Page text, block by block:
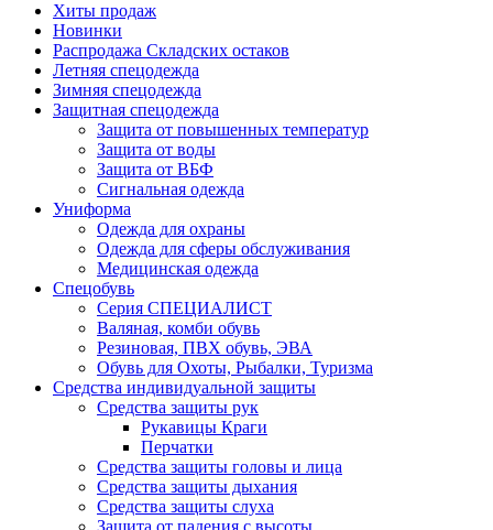
Хиты продаж
Новинки
Распродажа Складских остаков
Летняя спецодежда
Зимняя спецодежда
Защитная спецодежда
Защита от повышенных температур
Защита от воды
Защита от ВБФ
Сигнальная одежда
Униформа
Одежда для охраны
Одежда для сферы обслуживания
Медицинская одежда
Спецобувь
Серия СПЕЦИАЛИСТ
Валяная, комби обувь
Резиновая, ПВХ обувь, ЭВА
Обувь для Охоты, Рыбалки, Туризма
Средства индивидуальной защиты
Средства защиты рук
Рукавицы Краги
Перчатки
Средства защиты головы и лица
Средства защиты дыхания
Средства защиты слуха
Защита от падения с высоты